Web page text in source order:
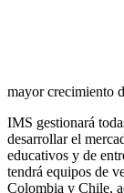
mayor crecimiento
IMS gestionará
desarrollar el
educativos y de
tendrá equipos de
Colombia y Chile,